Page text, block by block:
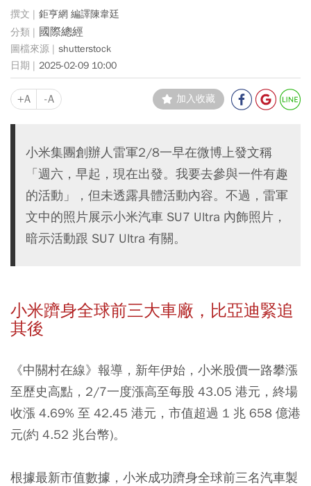
鉅亨網 編譯陳韋廷
國際總經
shutterstock
2025-02-09 10:00
+A -A 加入收藏
小米集團創辦人雷軍2/8一早在微博上發文稱
「週六，早起，現在出發。我要去參與一件有趣
的活動」，但未透露具體活動內容。不過，雷軍
文中的照片展示小米汽車 SU7 Ultra 內飾照片，
暗示活動跟 SU7 Ultra 有關。
小米躋身全球前三大車廠，比亞迪緊追
其後
《中關村在線》報導，新年伊始，小米股價一路攀漲
至歷史高點，2/7一度漲高至每股 43.05 港元，終場
收漲 4.69% 至 42.45 港元，市值超過 1 兆 658 億港
元(約 4.52 兆台幣)。
根據最新市值數據，小米成功躋身全球前三名汽車製